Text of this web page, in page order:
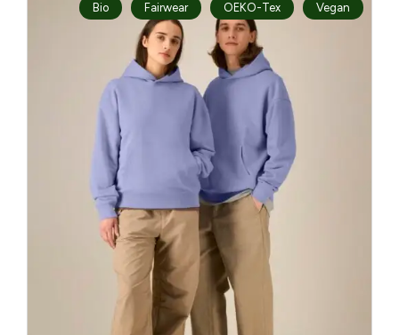
Bio Fairwear OEKO-Tex Vegan